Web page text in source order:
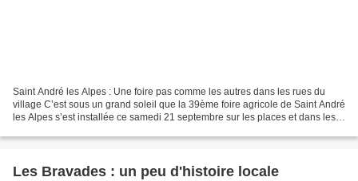
Saint André les Alpes : Une foire pas comme les autres dans les rues du
village C’est sous un grand soleil que la 39ème foire agricole de Saint André
les Alpes s’est installée ce samedi 21 septembre sur les places et dans les
Les Bravades : un peu d'histoire locale